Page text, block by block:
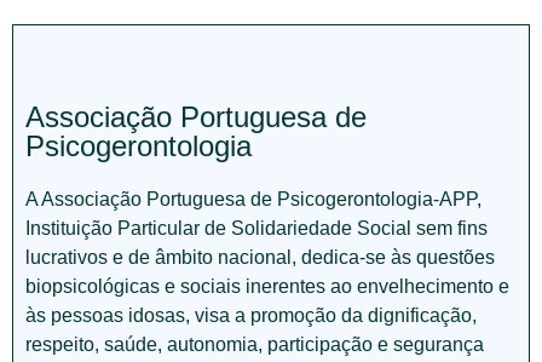
Associação Portuguesa de
Psicogerontologia
A Associação Portuguesa de Psicogerontologia-APP,
Instituição Particular de Solidariedade Social sem fins
lucrativos e de âmbito nacional, dedica-se às questões
biopsicológicas e sociais inerentes ao envelhecimento e
às pessoas idosas, visa a promoção da dignificação,
respeito, saúde, autonomia, participação e segurança